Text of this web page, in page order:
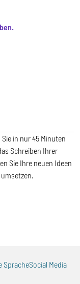
in nur 45 Minuten
Schreiben Ihrer
Sie Ihre neuen Ideen
SpracheSocial Media